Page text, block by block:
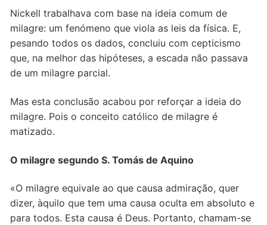
Nickell trabalhava com base na ideia comum de
milagre: um fenómeno que viola as leis da física. E,
pesando todos os dados, concluiu com cepticismo
que, na melhor das hipóteses, a escada não passava
de um milagre parcial.
Mas esta conclusão acabou por reforçar a ideia do
milagre. Pois o conceito católico de milagre é
matizado.
O milagre segundo S. Tomás de Aquino
«O milagre equivale ao que causa admiração, quer
dizer, àquilo que tem uma causa oculta em absoluto e
para todos. Esta causa é Deus. Portanto, chamam-se